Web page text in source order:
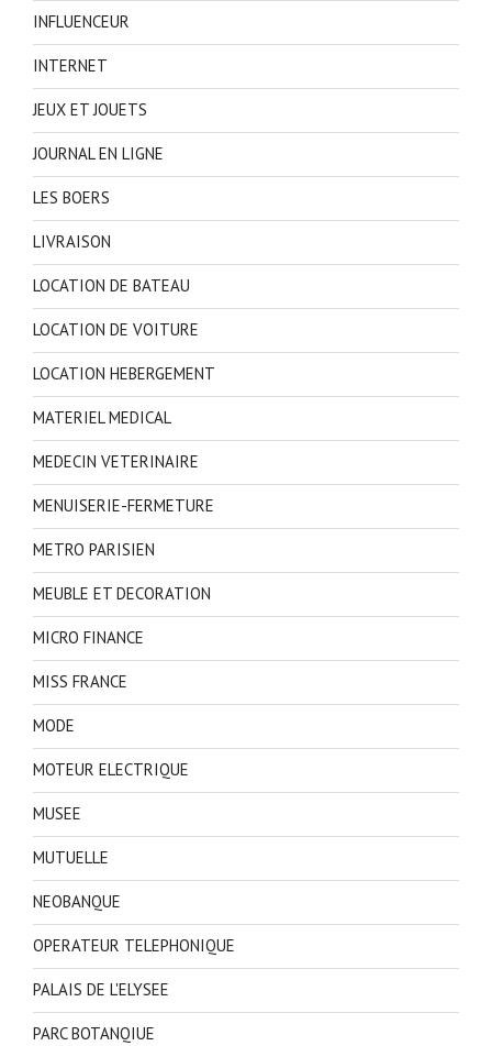
INFLUENCEUR
INTERNET
JEUX ET JOUETS
JOURNAL EN LIGNE
LES BOERS
LIVRAISON
LOCATION DE BATEAU
LOCATION DE VOITURE
LOCATION HEBERGEMENT
MATERIEL MEDICAL
MEDECIN VETERINAIRE
MENUISERIE-FERMETURE
METRO PARISIEN
MEUBLE ET DECORATION
MICRO FINANCE
MISS FRANCE
MODE
MOTEUR ELECTRIQUE
MUSEE
MUTUELLE
NEOBANQUE
OPERATEUR TELEPHONIQUE
PALAIS DE L'ELYSEE
PARC BOTANQIUE